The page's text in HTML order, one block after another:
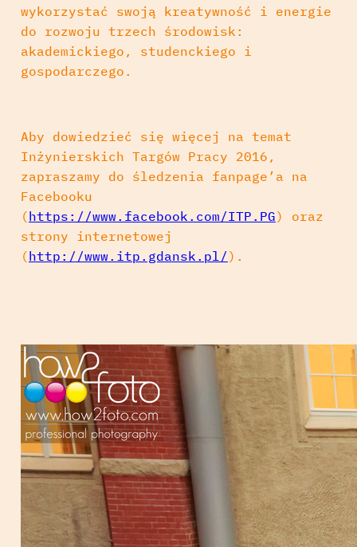
wykorzystać swoją kreatywność i energie
do rozwoju trzech środowisk:
akademickiego, studenckiego i
gospodarczego.
Aby dowiedzieć się więcej na temat
Inżynierskich Targów Pracy 2016,
zapraszamy do śledzenia fanpage’a na
Facebooku
(https://www.facebook.com/ITP.PG) oraz
strony internetowej
(http://www.itp.gdansk.pl/ ).